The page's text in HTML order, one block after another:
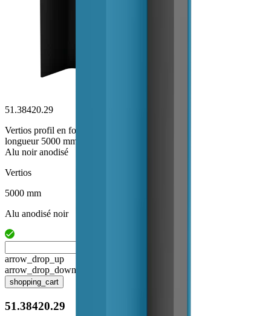
51.38420.29
Vertios profil en forme L
longueur 5000 mm fix
Alu noir anodisé
Vertios
5000 mm
Alu anodisé noir
arrow_drop_up
arrow_drop_down
shopping_cart
51.38420.29